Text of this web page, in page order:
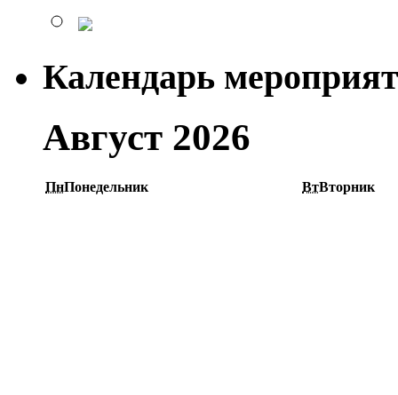
Календарь
Август 2026
ПнПонедельник ВтВторник